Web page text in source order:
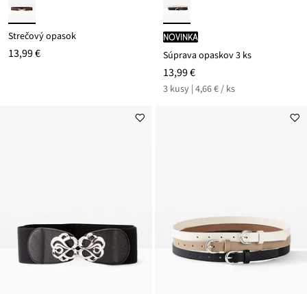
Strečový opasok
13,99 €
novinka
Súprava opaskov 3 ks
13,99 €
3 kusy | 4,66 € / ks